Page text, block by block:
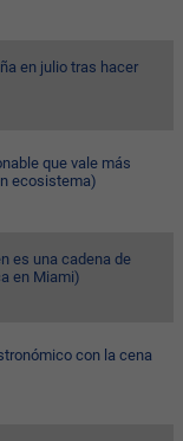
en julio tras hacer
que vale más
ecosistema)
es una cadena de
en Miami)
con la cena